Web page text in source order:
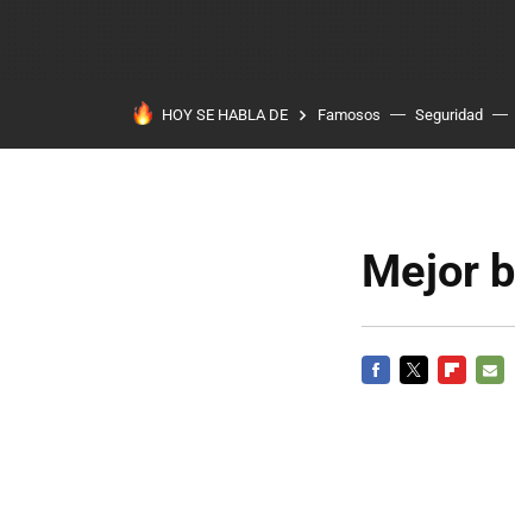
HOY SE HABLA DE Famosos Seguridad
Mejor